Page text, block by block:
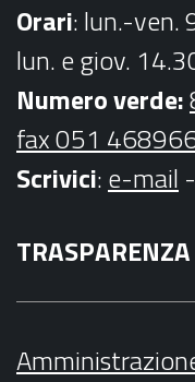
Orari: lun.-ven.
lun. e giov.
Numero verde:
fax 051
Scrivici:e-mail -
TRASPARENZA